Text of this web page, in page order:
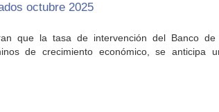
octubre 2025
que la tasa de intervención del Banco de
de crecimiento económico, se anticipa